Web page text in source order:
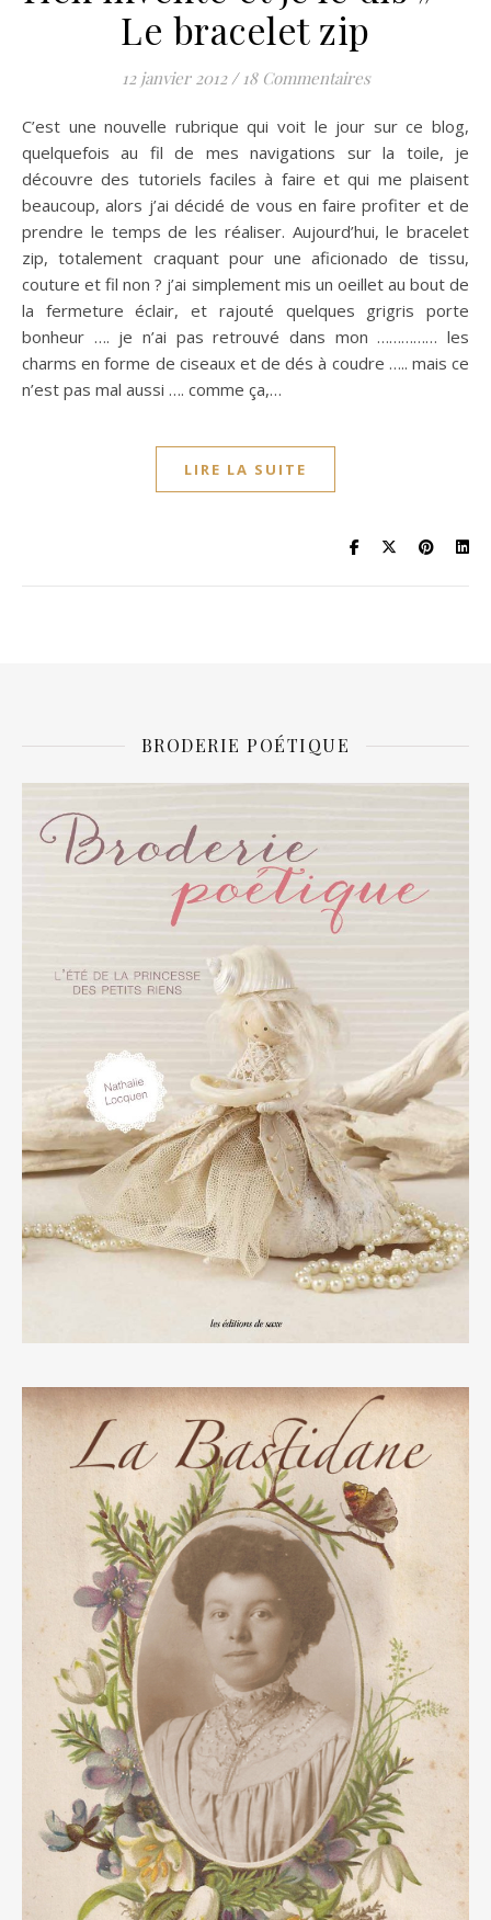
Le bracelet zip
12 janvier 2012 / 18 Commentaires
C’est une nouvelle rubrique qui voit le jour sur ce blog,
quelquefois au fil de mes navigations sur la toile, je
découvre des tutoriels faciles à faire et qui me plaisent
beaucoup, alors j’ai décidé de vous en faire profiter et de
prendre le temps de les réaliser. Aujourd’hui, le bracelet
zip, totalement craquant pour une aficionado de tissu,
couture et fil non ? j’ai simplement mis un oeillet au bout de
la fermeture éclair, et rajouté quelques grigris porte
bonheur …. je n’ai pas retrouvé dans mon …………… les
charms en forme de ciseaux et de dés à coudre ….. mais ce
n’est pas mal aussi …. comme ça,…
LIRE LA SUITE
BRODERIE POÉTIQUE